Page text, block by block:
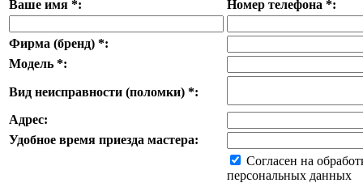
Ваше имя *: Номер телефона *:
Фирма (бренд) *:
Модель *:
Вид неисправности (поломки) *:
Адрес:
Удобное время приезда мастера:
Согласен на
персональных данных